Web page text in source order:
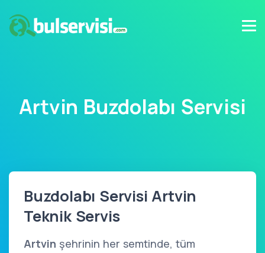
Artvin Buzdolabı Servisi
Buzdolabı Servisi Artvin
Teknik Servis
Artvin şehrinin her semtinde, tüm